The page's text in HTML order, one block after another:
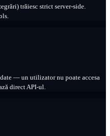
trăiesc strict server-side.
— un utilizator nu poate accesa
direct API-ul.